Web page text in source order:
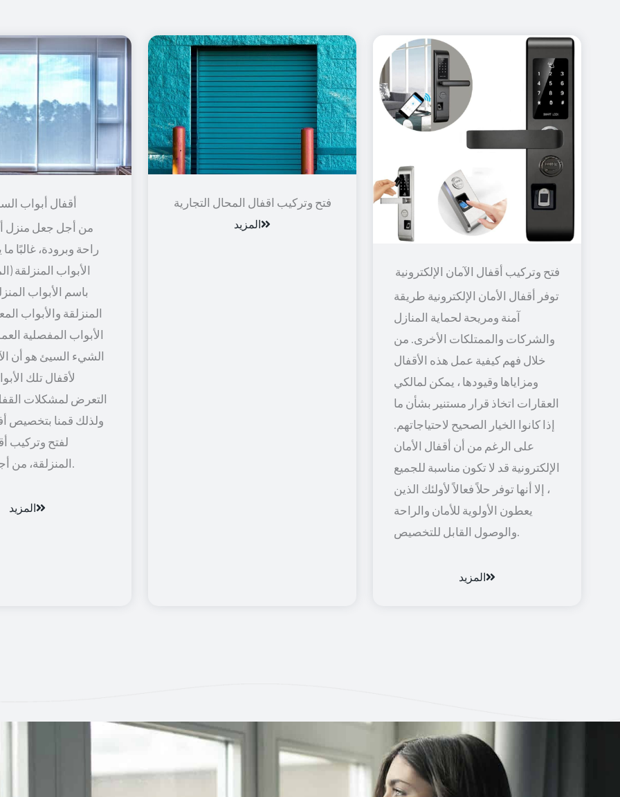
أقفال أبواب
من أجل جعل منزل
راحة وبرودة، غالبًا
الأبواب المنزلقة
باسم الأبواب
المنزلقة والأبواب
الأبواب المفصلية
الشيء السيئ هو أن
لأقفال تلك
التعرض لمشكلات
ولذلك قمنا بتخصيص
لفتح وتركيب
المزيد
فتح وتركيب اقفال المحال التجارية
المزيد
توفر أقفال الأمان الإلكترونية طريقة
آمنة ومريحة لحماية المنازل
والشركات والممتلكات الأخرى. من
خلال فهم كيفية عمل هذه الأقفال
ومزاياها وقيودها ، يمكن لمالكي
العقارات اتخاذ قرار مستنير بشأن ما
إذا كانوا الخيار الصحيح لاحتياجاتهم.
على الرغم من أن أقفال الأمان
الإلكترونية قد لا تكون مناسبة للجميع
، إلا أنها توفر حلاً فعالاً لأولئك الذين
يعطون الأولوية للأمان والراحة
والوصول القابل للتخصيص.
المزيد